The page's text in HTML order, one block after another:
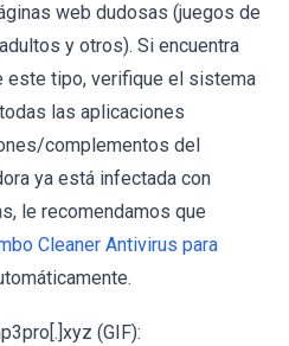
web dudosas (juegos de
y otros). Si encuentra
este tipo, verifique el sistema
las aplicaciones
complementos del
ya está infectada con
le recomendamos que
Cleaner Antivirus para
(GIF):